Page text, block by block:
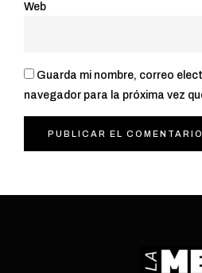
Web
Guarda mi nombre, correo
navegador para la próxima vez